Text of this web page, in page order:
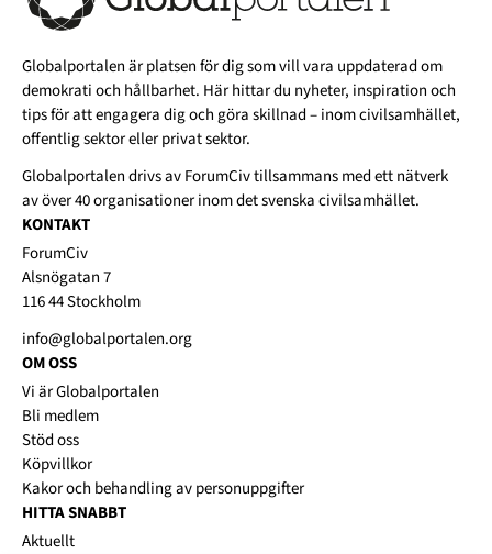
Globalportalen är platsen för dig som vill vara uppdaterad om
demokrati och hållbarhet. Här hittar du nyheter, inspiration och
tips för att engagera dig och göra skillnad – inom civilsamhället,
offentlig sektor eller privat sektor.
Globalportalen drivs avForumCivtillsammans med ett nätverk
av över 40 organisationer inom det svenska civilsamhället.
KONTAKT
ForumCiv
Alsnögatan 7
116 44 Stockholm
info@globalportalen.org
OM OSS
Vi är Globalportalen
Bli medlem
Stöd oss
Köpvillkor
Kakor och behandling av personuppgifter
HITTA SNABBT
Aktuellt